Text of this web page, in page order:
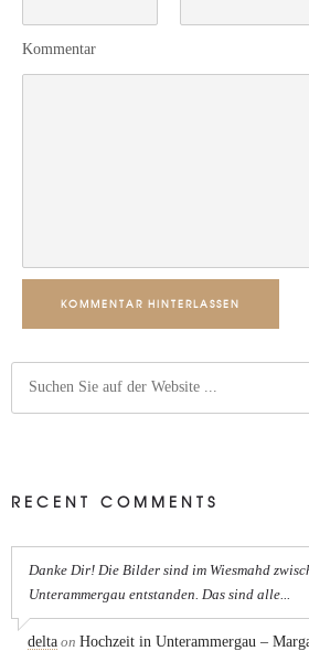
Kommentar
KOMMENTAR HINTERLASSEN
RECENT COMMENTS
Danke Dir! Die Bilder sind im Wiesmahd
Unterammergau entstanden. Das sind alle...
delta on Hochzeit in Unterammergau –